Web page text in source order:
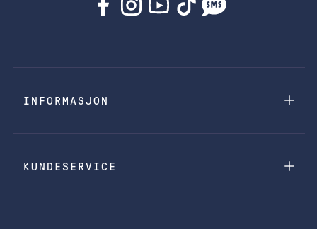
INFORMASJON
KUNDESERVICE